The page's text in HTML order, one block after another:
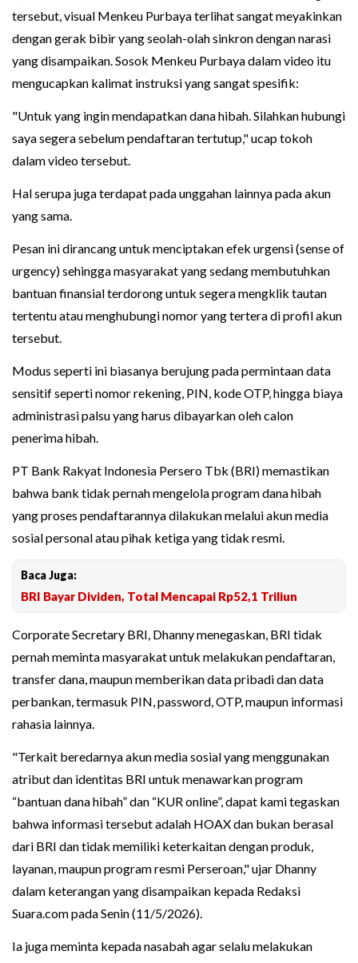
tersebut, visual Menkeu Purbaya terlihat sangat meyakinkan
dengan gerak bibir yang seolah-olah sinkron dengan narasi
yang disampaikan. Sosok Menkeu Purbaya dalam video itu
mengucapkan kalimat instruksi yang sangat spesifik:
"Untuk yang ingin mendapatkan dana hibah. Silahkan hubungi
saya segera sebelum pendaftaran tertutup," ucap tokoh
dalam video tersebut.
Hal serupa juga terdapat pada unggahan lainnya pada akun
yang sama.
Pesan ini dirancang untuk menciptakan efek urgensi (sense of
urgency) sehingga masyarakat yang sedang membutuhkan
bantuan finansial terdorong untuk segera mengklik tautan
tertentu atau menghubungi nomor yang tertera di profil akun
tersebut.
Modus seperti ini biasanya berujung pada permintaan data
sensitif seperti nomor rekening, PIN, kode OTP, hingga biaya
administrasi palsu yang harus dibayarkan oleh calon
penerima hibah.
PT Bank Rakyat Indonesia Persero Tbk (BRI) memastikan
bahwa bank tidak pernah mengelola program dana hibah
yang proses pendaftarannya dilakukan melalui akun media
sosial personal atau pihak ketiga yang tidak resmi.
Baca Juga:
BRI Bayar Dividen, Total Mencapai Rp52,1 Triliun
Corporate Secretary BRI, Dhanny menegaskan, BRI tidak
pernah meminta masyarakat untuk melakukan pendaftaran,
transfer dana, maupun memberikan data pribadi dan data
perbankan, termasuk PIN, password, OTP, maupun informasi
rahasia lainnya.
"Terkait beredarnya akun media sosial yang menggunakan
atribut dan identitas BRI untuk menawarkan program
“bantuan dana hibah” dan “KUR online”, dapat kami tegaskan
bahwa informasi tersebut adalah HOAX dan bukan berasal
dari BRI dan tidak memiliki keterkaitan dengan produk,
layanan, maupun program resmi Perseroan," ujar Dhanny
dalam keterangan yang disampaikan kepada Redaksi
Suara.com pada Senin (11/5/2026).
Ia juga meminta kepada nasabah agar selalu melakukan